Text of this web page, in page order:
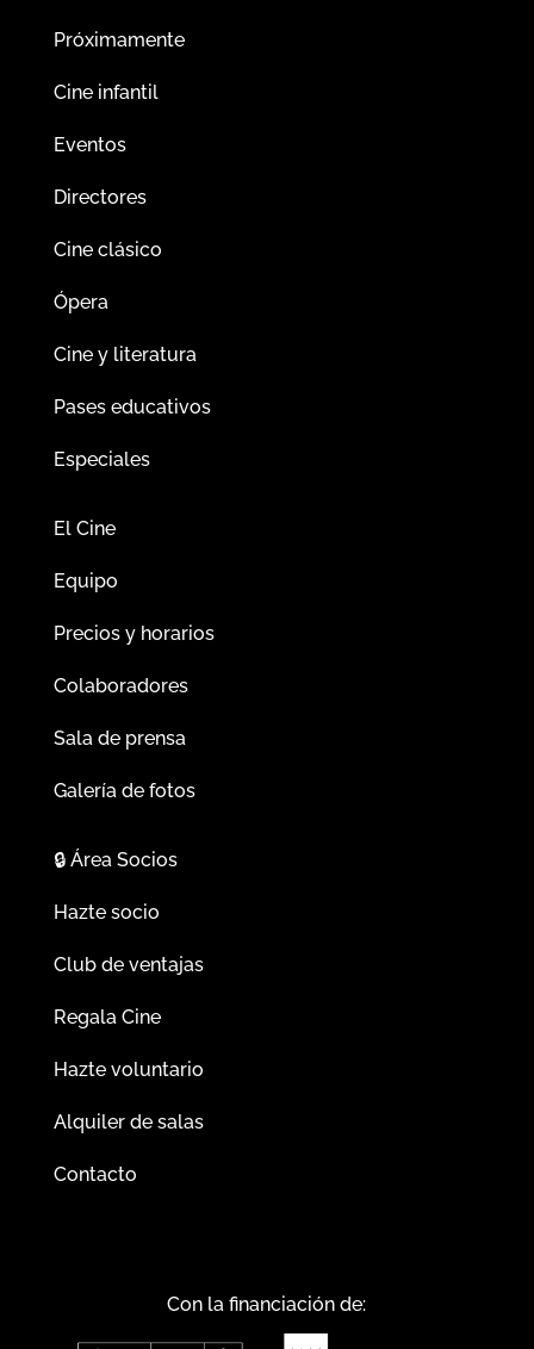
Próximamente
Cine infantil
Eventos
Directores
Cine clásico
Ópera
Cine y literatura
Pases educativos
Especiales
El Cine
Equipo
Precios y horarios
Colaboradores
Sala de prensa
Galería de fotos
🔒Área Socios
Hazte socio
Club de ventajas
Regala Cine
Hazte voluntario
Alquiler de salas
Contacto
Con la financiación de: